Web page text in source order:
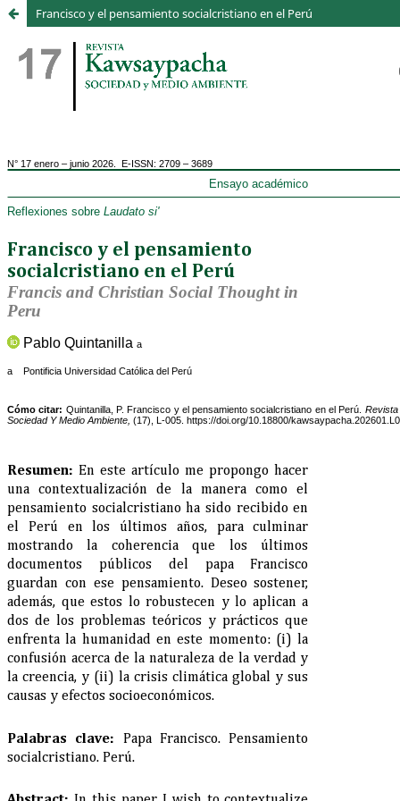
Francisco y el pensamiento socialcristiano en el Perú